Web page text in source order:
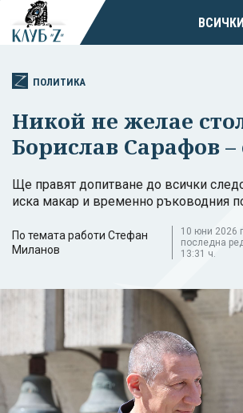
ПОЛИТИКА
Никой не желае
Борислав Сарафов –
Ще правят допитване до всички
иска макар и временно ръководния
По темата работи Стефан
Миланов
10 юни 2026
последна
13:31 ч.